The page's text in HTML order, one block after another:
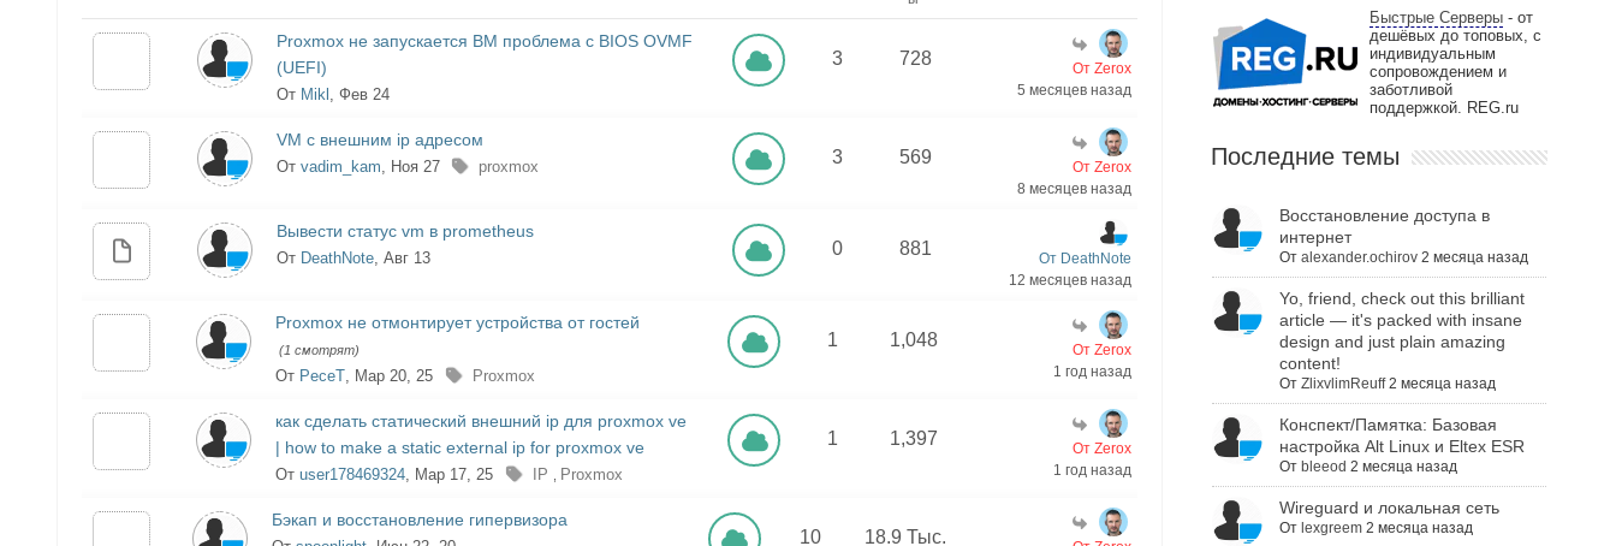
Proxmox не запускается ВМ проблема с BIOS OVMF
(UEFI)
От Mikl , Фев 24
3 728
От Zerox
5 месяцев назад
VM с внешним ip адресом
От vadim_kam, Ноя 27 proxmox 3 569
От Zerox
8 месяцев назад
Вывести статус vm в prometheus
От DeathNote, Авг 13 0 881
От DeathNote
12 месяцев назад
Proxmox не отмонтирует устройства от гостей
(1 смотрят)
От PeceT, Мар 20, 25 Proxmox
1 1,048
От Zerox
1 год назад
как сделать статический внешний ip для proxmox ve
| how to make a static external ip for proxmox ve
От user178469324, Мар 17, 25 IP Proxmox
1 1,397
От Zerox
1 год назад
Бэкап и восстановление гипервизора
10 18.9 Тыс.
Быстрые Серверы - от
дешёвых до топовых, с
индивидуальным
сопровождением и
заботливой
поддержкой. REG.ru
Последние темы
Восстановление доступа в
интернет
От alexander.ochirov 2 месяца назад
Yo, friend, check out this brilliant
article — it's packed with insane
design and just plain amazing
content!
От ZlixvlimReuff 2 месяца назад
Конспект/Памятка: Базовая
настройка Alt Linux и Eltex ESR
От bleeod 2 месяца назад
Wireguard и локальная сеть
От lexgreem 2 месяца назад